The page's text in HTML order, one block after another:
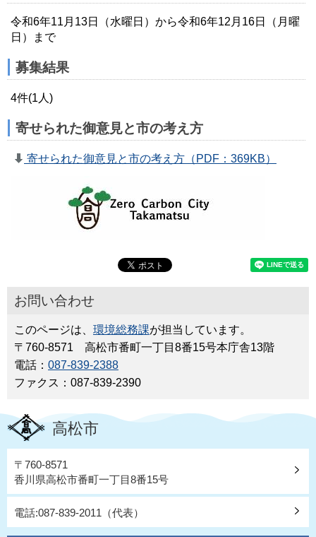
令和6年11月13日（水曜日）から令和6年12月16日（月曜
日）まで
募集結果
4件(1人)
寄せられた御意見と市の考え方
寄せられた御意見と市の考え方（PDF：369KB）
お問い合わせ
このページは、 環境総務課が担当しています。
〒760-8571 高松市番町一丁目8番15号本庁舎13階
電話： 087-839-2388
ファクス：087-839-2390
高松市
〒760-8571
香川県高松市番町一丁目8番15号
電話:087-839-2011（代表）